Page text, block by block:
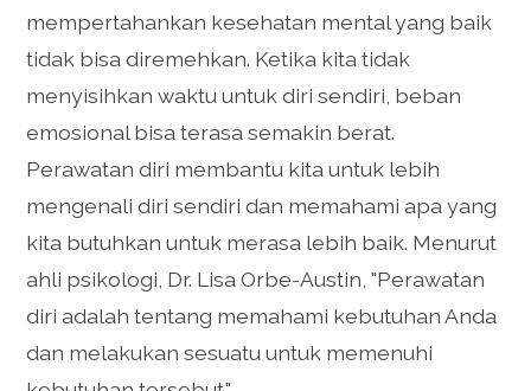
mempertahankan kesehatan mental yang baik
tidak bisa diremehkan. Ketika kita tidak
menyisihkan waktu untuk diri sendiri, beban
emosional bisa terasa semakin berat.
Perawatan diri membantu kita untuk lebih
mengenali diri sendiri dan memahami apa yang
kita butuhkan untuk merasa lebih baik. Menurut
ahli psikologi, Dr. Lisa Orbe-Austin, "Perawatan
diri adalah tentang memahami kebutuhan Anda
dan melakukan sesuatu untuk memenuhi